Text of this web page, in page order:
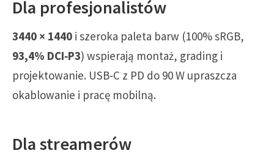
Dla profesjonalistów
3440 × 1440 i szeroka paleta barw (100% sRGB,
93,4% DCI‑P3) wspierają montaż, grading i
projektowanie. USB‑C z PD do 90 W upraszcza
okablowanie i pracę mobilną.
Dla streamerów